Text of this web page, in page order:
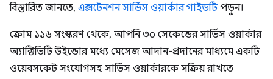
বিস্তারিত জানতে, এক্সটেনশন সার্ভিস ওয়ার্কার গাইডটিপড়ুন।
ক্রোম ১১৬ সংস্করণ থেকে, আপনি ৩০ সেকেন্ডের সার্ভিস ওয়ার্কার
অ্যাক্টিভিটি উইন্ডোর মধ্যে মেসেজ আদান-প্রদানের মাধ্যমে একটি
ওয়েবসকেট সংযোগসহ সার্ভিস ওয়ার্কারকে সক্রিয় রাখতে